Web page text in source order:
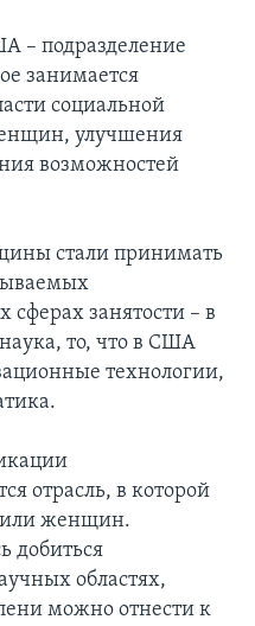
– подразделение
занимается
социальной
улучшения
возможностей
стали принимать
занятости – в
то, что в США
технологии,
отрасль, в которой
или женщин.
добиться
областях,
можно отнести к